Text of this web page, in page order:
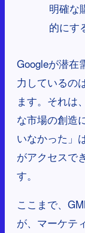
明確な
的にす
Googleが潜在
力しているの
ます。それは
な市場の創造
いなかった」
がアクセスで
す。
ここまで、
が、マーケテ